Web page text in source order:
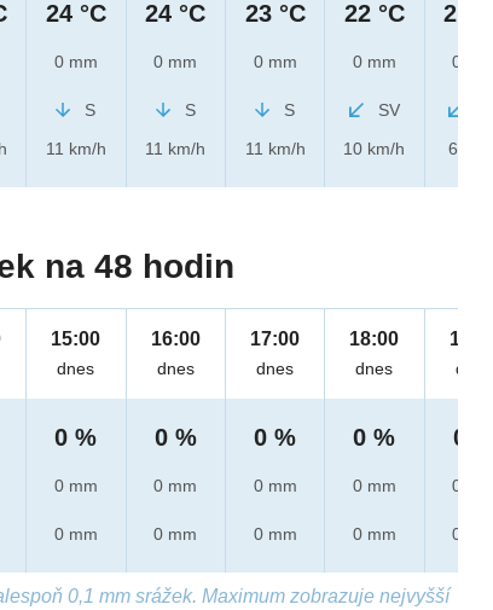
24 °C
0 mm
S
11 km/h
24 °C
0 mm
S
11 km/h
23 °C
0 mm
S
11 km/h
22 °C
0 mm
SV
10 km/h
21 °C
0 mm
6 km/h
na 48 hodin
15:00
dnes
0 %
0 mm
0 mm
16:00
dnes
0 %
0 mm
0 mm
17:00
dnes
0 %
0 mm
0 mm
18:00
dnes
0 %
0 mm
0 mm
19:00
dnes
0 %
0 mm
0 mm
0,1 mm srážek. Maximum zobrazuje nejvyšší